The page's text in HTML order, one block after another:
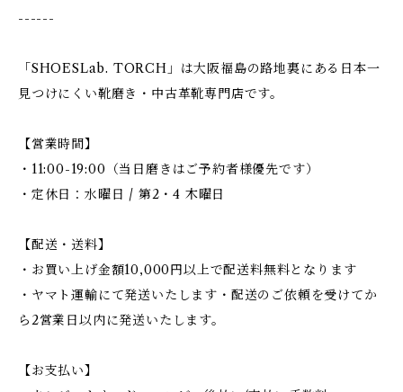
------
「SHOESLab. TORCH」は大阪福島の路地裏にある日本一
見つけにくい靴磨き・中古革靴専門店です。
【営業時間】
・11:00-19:00（当日磨きはご予約者様優先です）
・定休日：水曜日 / 第2・4 木曜日
【配送・送料】
・お買い上げ金額10,000円以上で配送料無料となります
・ヤマト運輸にて発送いたします・配送のご依頼を受けてか
ら2営業日以内に発送いたします。
【お支払い】